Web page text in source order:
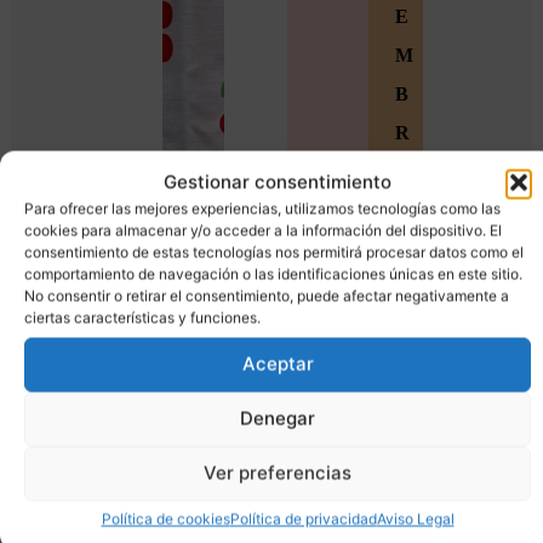
Gestionar consentimiento
Para ofrecer las mejores experiencias, utilizamos tecnologías como las
cookies para almacenar y/o acceder a la información del dispositivo. El
consentimiento de estas tecnologías nos permitirá procesar datos como el
comportamiento de navegación o las identificaciones únicas en este sitio.
No consentir o retirar el consentimiento, puede afectar negativamente a
ciertas características y funciones.
Aceptar
Denegar
Ver preferencias
Política de cookiesPolítica de privacidadAviso Legal
E
M
B
R
S
Ú
n
a